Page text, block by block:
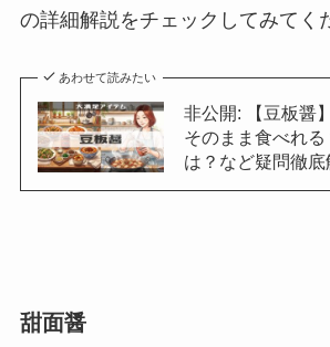
の詳細解説をチェックしてみてく
あわせて読みたい
非公開: 【豆板醤
そのまま食べれ
は？など疑問徹底
甜面醤